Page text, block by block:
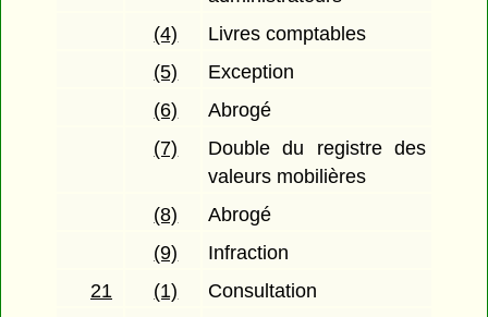
(4)
Livres comptables
(5)
Exception
(6)
Abrogé
(7)
Double du registre des
valeurs mobilières
(8)
Abrogé
(9)
Infraction
21
(1)
Consultation